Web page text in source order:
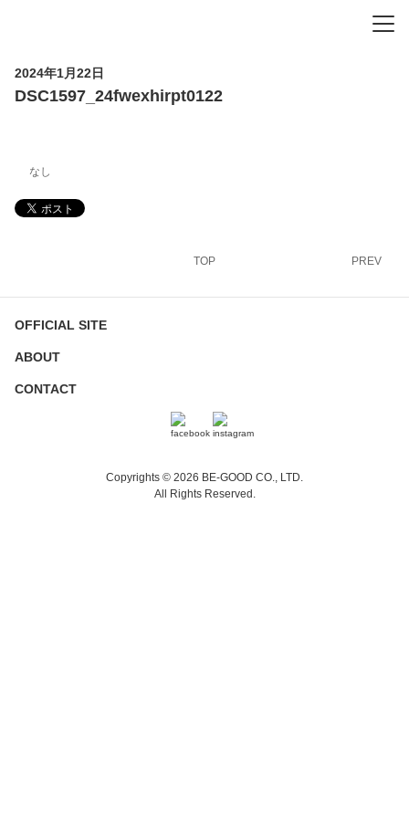
2024年1月22日
DSC1597_24fwexhirpt0122
なし
TOP PREV
OFFICIAL SITE
ABOUT
CONTACT
Copyrights © 2026 BE-GOOD CO., LTD.
All Rights Reserved.